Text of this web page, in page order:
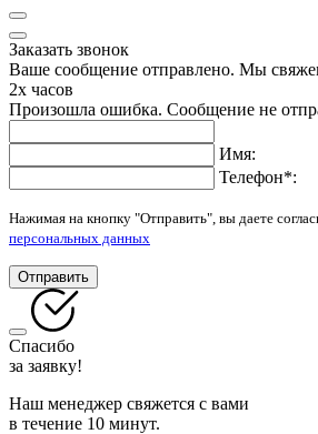
Заказать звонок
Ваше сообщение отправлено. Мы
2х часов
Произошла ошибка. Сообщение не
Имя:
Телефон*:
Нажимая на кнопку "Отправить", вы даете
персональных данных
Отправить
Спасибо
за заявку!
Наш менеджер свяжется с вами
в течение 10 минут.